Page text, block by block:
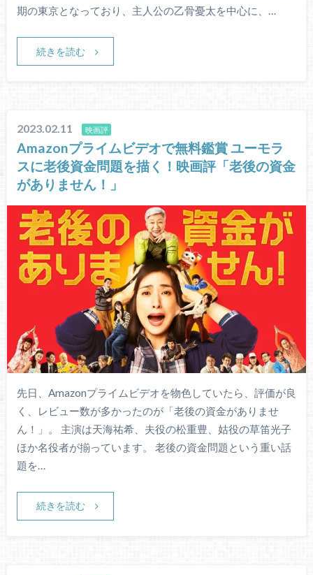
期の東京となっており、主人公の乙骨憂太を中心に、…
続きを読む
2023.02.11 映画評
Amazonプライムビデオで無料鑑賞 ユーモラ
スに老後資金問題を描く！映画評「老後の資金
がありません！」
先日、Amazonプライムビデオを物色していたら、評価が良
く、レビュー数が多かったのが「老後の資金がありませ
ん！」。 主演は天海祐希、夫役の松重豊、姑役の草笛光子
ほか名役者が揃っています。 老後の資金問題という重い話
題を…
続きを読む